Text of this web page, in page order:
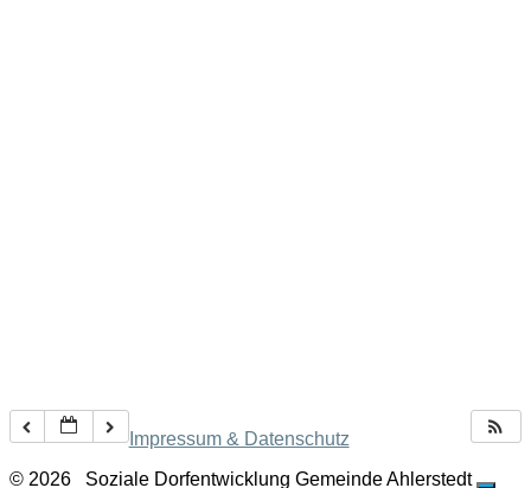
Impressum & Datenschutz
© 2026
Soziale Dorfentwicklung Gemeinde Ahlerstedt